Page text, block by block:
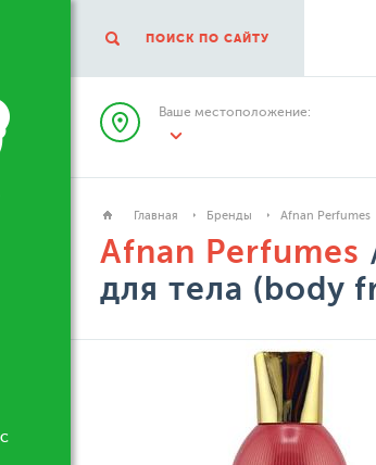
ПОИСК ПО САЙТУ
Ваше местоположение:
Главная Бренды Afnan Perfumes
Afnan Perfumes
для тела (body